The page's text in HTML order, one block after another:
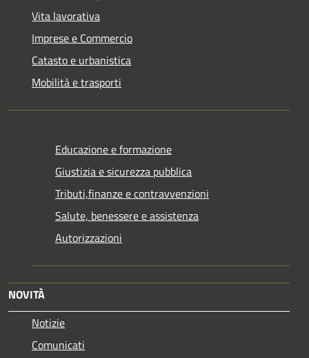
Vita lavorativa
Imprese e Commercio
Catasto e urbanistica
Mobilità e trasporti
Educazione e formazione
Giustizia e sicurezza pubblica
Tributi,finanze e contravvenzioni
Salute, benessere e assistenza
Autorizzazioni
NOVITÀ
Notizie
Comunicati